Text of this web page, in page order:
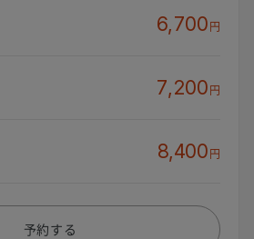
6,700円
7,200円
8,400円
予約する